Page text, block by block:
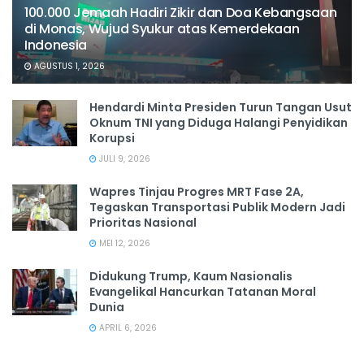
100.000 Jemaah Hadiri Zikir dan Doa Kebangsaan
di Monas, Wujud Syukur atas Kemerdekaan
Indonesia
AGUSTUS 1, 2026
Hendardi Minta Presiden Turun Tangan Usut
Oknum TNI yang Diduga Halangi Penyidikan
Korupsi
JULI 9, 2026
Wapres Tinjau Progres MRT Fase 2A,
Tegaskan Transportasi Publik Modern Jadi
Prioritas Nasional
MEI 12, 2026
Didukung Trump, Kaum Nasionalis
Evangelikal Hancurkan Tatanan Moral
Dunia
APRIL 6, 2026